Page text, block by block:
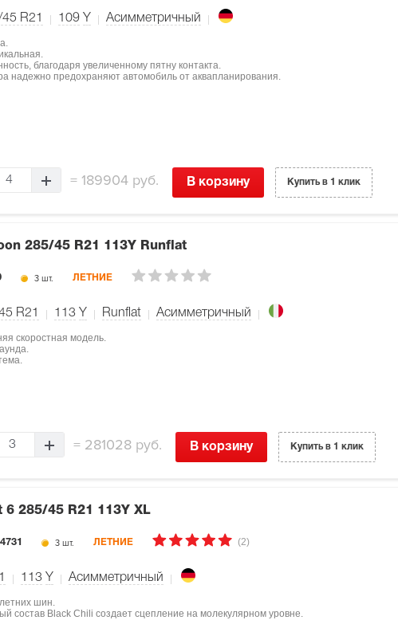
R21 109 Y Асимметричный
благодаря увеличенному пятну контакта.
надежно предохраняют автомобиль от аквапланирования.
4 = 189904 руб. В корзину Купить в 1 клик
285/45 R21 113Y Runflat
3 шт. ЛЕТНИЕ
R21 113 Y Runflat Асимметричный
скоростная модель.
3 = 281028 руб. В корзину Купить в 1 клик
6 285/45 R21 113Y XL
3 шт. ЛЕТНИЕ (2)
113 Y Асимметричный
шин.
состав Black Chili создает сцепление на молекулярном уровне.